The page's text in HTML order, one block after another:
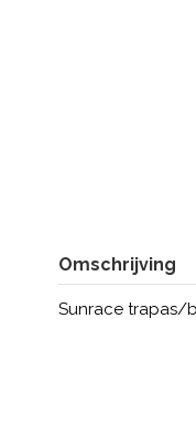
Omschrijving
Sunrace trapas/